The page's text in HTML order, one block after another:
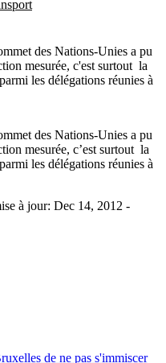
des Nations-Unies a pu
mesurée, c'est surtout la
les délégations réunies à
des Nations-Unies a pu
mesurée, c’est surtout la
les délégations réunies à
à jour: Dec 14, 2012 -
de ne pas s'immiscer